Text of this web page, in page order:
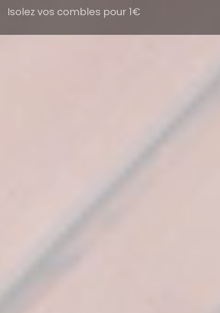
Isolez vos combles pour 1€